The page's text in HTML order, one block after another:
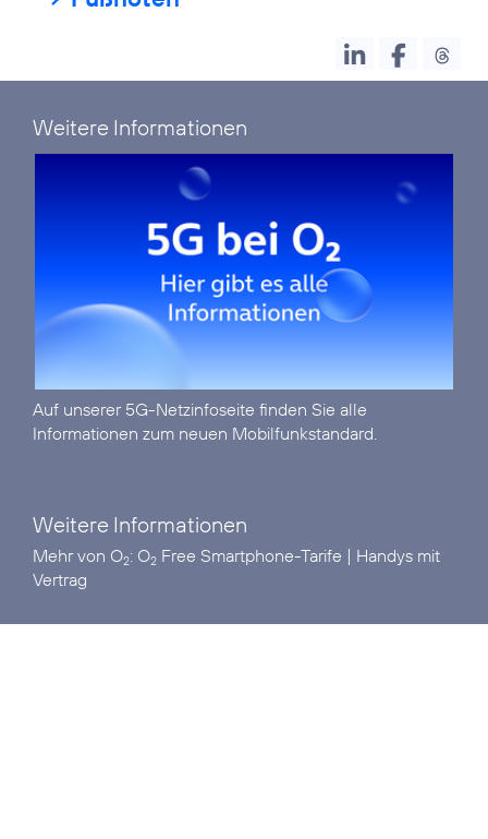
Weitere Informationen
Auf unserer 5G-Netzinfoseite finden Sie alle
Informationen zum neuen Mobilfunkstandard.
Weitere Informationen
Mehr von O2: O2 Free Smartphone-Tarife | Handys mit
Vertrag